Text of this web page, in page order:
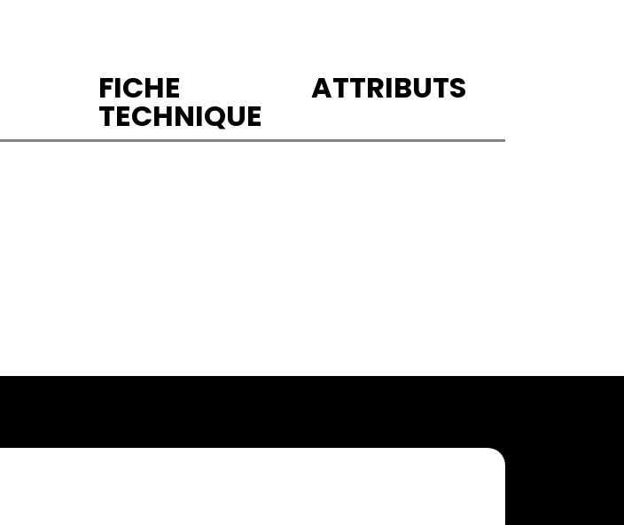
FICHE
TECHNIQUE
ATTRIBUTS